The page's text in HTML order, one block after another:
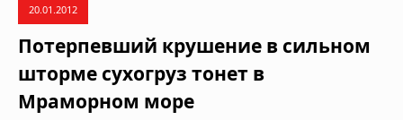
20.01.2012
Потерпевший крушение в сильном
шторме сухогруз тонет в
Мраморном море